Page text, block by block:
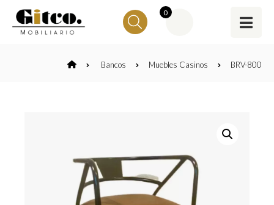
0
Bancos Muebles Casinos BRV-800